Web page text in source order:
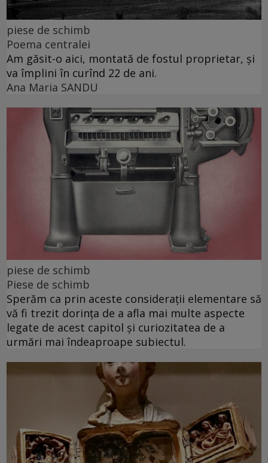
piese de schimb
Poema centralei
Am găsit-o aici, montată de fostul proprietar, și
va împlini în curînd 22 de ani.
Ana Maria SANDU
piese de schimb
Piese de schimb
Sperăm ca prin aceste considerații elementare să
vă fi trezit dorința de a afla mai multe aspecte
legate de acest capitol și curiozitatea de a
urmări mai îndeaproape subiectul.